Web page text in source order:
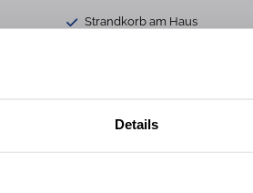
Details
Strandkorb am Haus